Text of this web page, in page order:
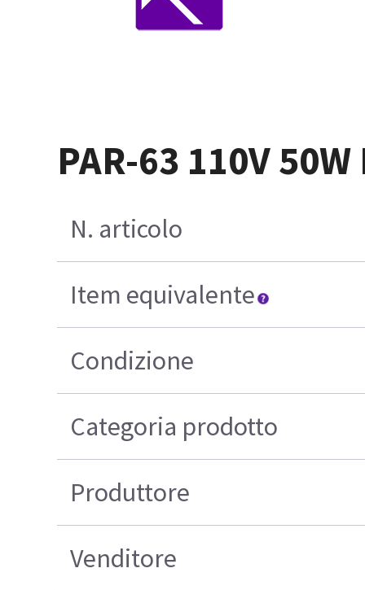
PAR-63 110V 50W
N. articolo
Item equivalente
Condizione
Categoria prodotto
Produttore
Venditore